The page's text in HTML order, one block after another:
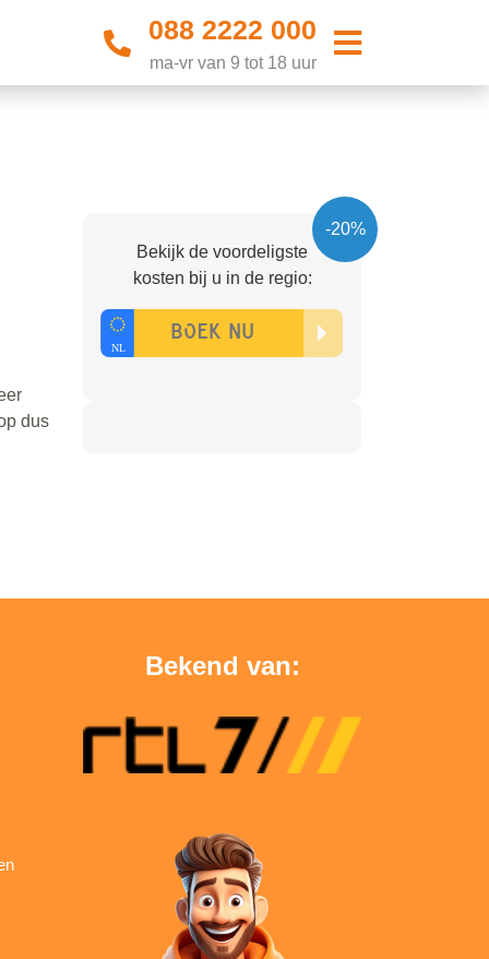
088 2222 000
ma-vr van 9 tot 18 uur
dus
-20%
Bekijk de voordeligste
kosten bij u in de regio:
Bekend van: